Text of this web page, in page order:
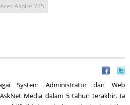
Acer Aspire 725
System Administrator dan Web
Media dalam 5 tahun terakhir. Ia